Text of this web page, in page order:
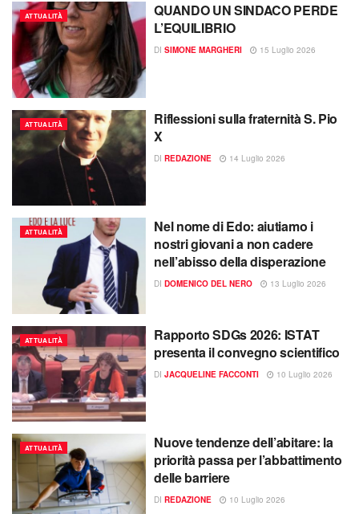
ATTUALITÀ
QUANDO UN SINDACO PERDE
L’EQUILIBRIO
DI SIMONE MARGHERI 15 Luglio 2026
ATTUALITÀ
Riflessioni sulla fraternità S. Pio
X
DI REDAZIONE 14 Luglio 2026
ATTUALITÀ
Nel nome di Edo: aiutiamo i
nostri giovani a non cadere
nell’abisso della disperazione
DI DOMENICO DEL NERO 13 Luglio 2026
ATTUALITÀ
Rapporto SDGs 2026: ISTAT
presenta il convegno scientifico
DI JACQUELINE FACCONTI 10 Luglio 2026
ATTUALITÀ
Nuove tendenze dell’abitare: la
priorità passa per l’abbattimento
delle barriere
DI REDAZIONE 10 Luglio 2026